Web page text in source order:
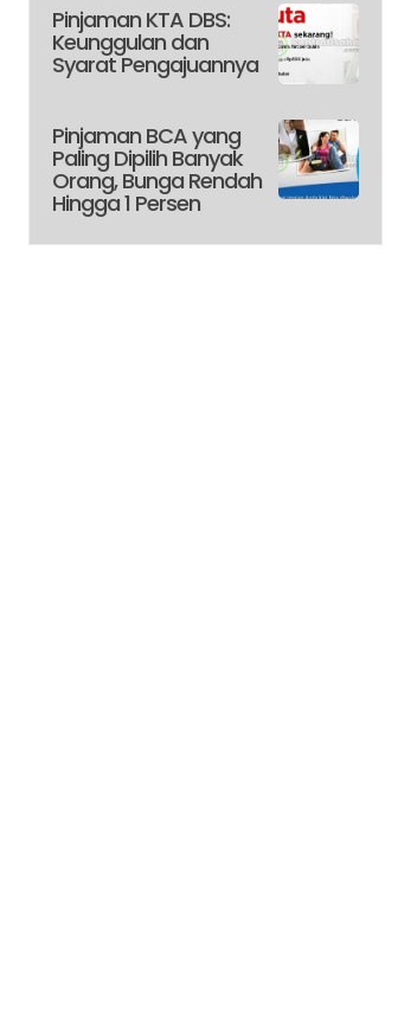
Pinjaman KTA DBS:
Keunggulan dan
Syarat Pengajuannya
Pinjaman BCA yang
Paling Dipilih Banyak
Orang, Bunga Rendah
Hingga 1 Persen